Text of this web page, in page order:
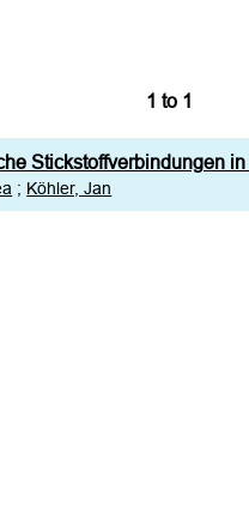
1 to 1
Stickstoffverbindungen
; Köhler, Jan